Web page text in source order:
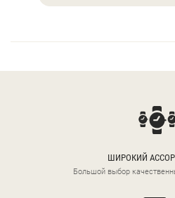
ШИРОКИЙ
Большой выбор